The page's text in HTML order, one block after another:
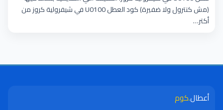
(مش كنترول ولا ضفيرة) كود العطل U0100 في شيفرولية كروز من
أكتر…
أعطال.كوم